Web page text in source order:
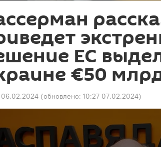
ЕС
€50
06.02.2024 (обновлено: 10:27 07.02.2024)